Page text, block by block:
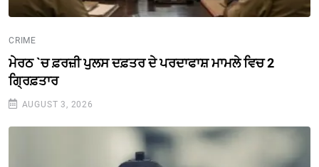
CRIME
ਮੇਰਠ `ਚ ਫ਼ਰਜ਼ੀ ਪੁਲਸ ਦਫ਼ਤਰ ਦੇ ਪਰਦਾਫਾਸ਼ ਮਾਮਲੇ ਵਿਚ 2
ਗ੍ਰਿਫ਼ਤਾਰ
AUGUST 3, 2026